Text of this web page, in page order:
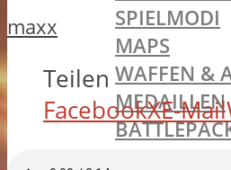
SPIELMODI
MAPS
WAFFEN &
MEDAILLEN
maxx
Teilen
FacebookXE-Mail